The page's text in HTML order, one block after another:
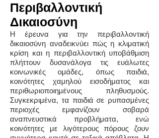
Περιβαλλοντική
Δικαιοσύνη
Η έρευνα για την περιβαλλοντική
δικαιοσύνη αναδεικνύει πώς η κλιματική
κρίση και η περιβαλλοντική υποβάθμιση
πλήττουν δυσανάλογα τις ευάλωτες
κοινωνικές ομάδες, όπως παιδιά,
κοινότητες χαμηλού εισοδήματος και
περιθωριοποιημένους πληθυσμούς.
Συγκεκριμένα, τα παιδιά σε ρυπασμένες
περιοχές εμφανίζουν σοβαρά
αναπνευστικά προβλήματα, ενώ
κοινότητες με λιγότερους πόρους ζουν